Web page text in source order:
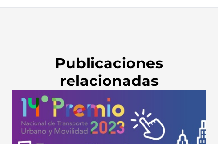
Publicaciones
relacionadas